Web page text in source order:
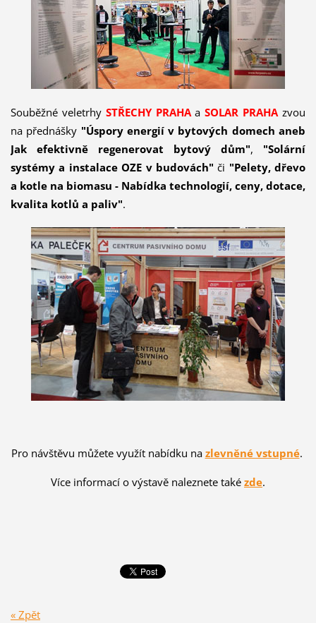
Souběžné veletrhy STŘECHY PRAHAaSOLAR PRAHA zvou
na přednášky "Úspory energií v bytových domech aneb
Jak efektivně regenerovat bytový dům", "Solární
systémy a instalace OZE v budovách" či "Pelety, dřevo
a kotle na biomasu - Nabídka technologií, ceny, dotace,
kvalita kotlů a paliv".
Pro návštěvu můžete využít nabídku na zlevněné vstupné.
Více informací o výstavě naleznete také zde.
« Zpět